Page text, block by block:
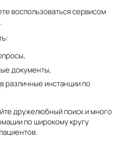
воспользоваться сервисом
.
документы,
различные инстанции по
дружелюбный поиск и много
по широкому кругу